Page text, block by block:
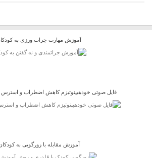
آموزش مقابله با زورگویی به
فایل صوتی خودهیپنوتیزم کاهش اضطراب و
آموزش مهارت جرات ورزی به